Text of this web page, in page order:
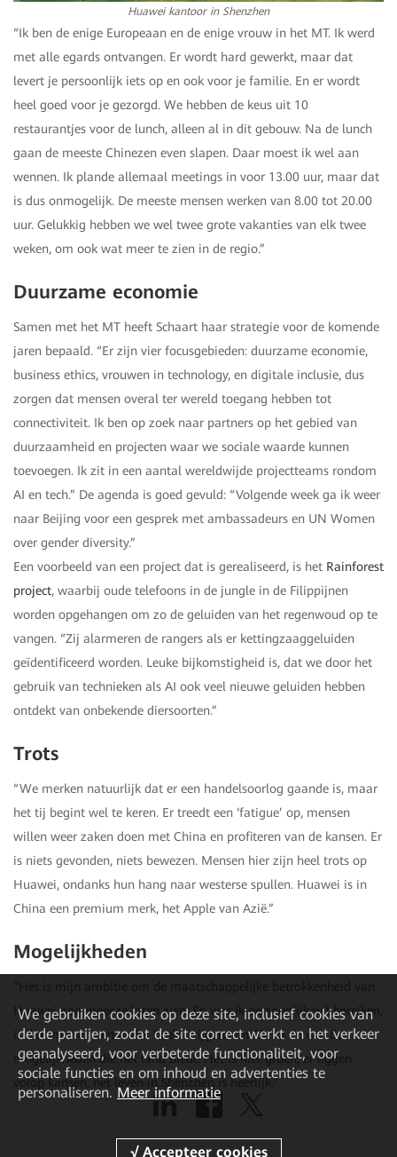
Huawei kantoor in Shenzhen
“Ik ben de enige Europeaan en de enige vrouw in het MT. Ik werd
met alle egards ontvangen. Er wordt hard gewerkt, maar dat
levert je persoonlijk iets op en ook voor je familie. En er wordt
heel goed voor je gezorgd. We hebben de keus uit 10
restaurantjes voor de lunch, alleen al in dit gebouw. Na de lunch
gaan de meeste Chinezen even slapen. Daar moest ik wel aan
wennen. Ik plande allemaal meetings in voor 13.00 uur, maar dat
is dus onmogelijk. De meeste mensen werken van 8.00 tot 20.00
uur. Gelukkig hebben we wel twee grote vakanties van elk twee
weken, om ook wat meer te zien in de regio.”
Duurzame economie
Samen met het MT heeft Schaart haar strategie voor de komende
jaren bepaald. “Er zijn vier focusgebieden: duurzame economie,
business ethics, vrouwen in technology, en digitale inclusie, dus
zorgen dat mensen overal ter wereld toegang hebben tot
connectiviteit. Ik ben op zoek naar partners op het gebied van
duurzaamheid en projecten waar we sociale waarde kunnen
toevoegen. Ik zit in een aantal wereldwijde projectteams rondom
AI en tech.” De agenda is goed gevuld: “Volgende week ga ik weer
naar Beijing voor een gesprek met ambassadeurs en UN Women
over gender diversity.”
Een voorbeeld van een project dat is gerealiseerd, is het Rainforest
project, waarbij oude telefoons in de jungle in de Filippijnen
worden opgehangen om zo de geluiden van het regenwoud op te
vangen. “Zij alarmeren de rangers als er kettingzaaggeluiden
geïdentificeerd worden. Leuke bijkomstigheid is, dat we door het
gebruik van technieken als AI ook veel nieuwe geluiden hebben
ontdekt van onbekende diersoorten.”
Trots
“We merken natuurlijk dat er een handelsoorlog gaande is, maar
het tij begint wel te keren. Er treedt een ‘fatigue’ op, mensen
willen weer zaken doen met China en profiteren van de kansen. Er
is niets gevonden, niets bewezen. Mensen hier zijn heel trots op
Huawei, ondanks hun hang naar westerse spullen. Huawei is in
China een premium merk, het Apple van Azië.”
Mogelijkheden
Huawei nog meer te laten zien. En wat ik persoonlijk wil bereiken,
is dat mensen een ander beeld krijgen van China en van de
mogelijkheden die het land biedt. Het is hier groen, er liggen
volop kansen, het leven in Shenzhen is heerlijk.”
We gebruiken cookies op deze site, inclusief cookies van
derde partijen, zodat de site correct werkt en het verkeer
geanalyseerd, voor verbeterde functionaliteit, voor
sociale functies en om inhoud en advertenties te
personaliseren. Meer informatie